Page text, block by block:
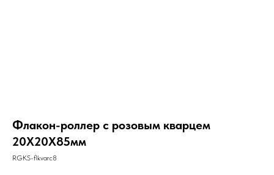
Флакон-роллер с розовым кварцем
20Х20Х85мм
RGKS-flkvarc8